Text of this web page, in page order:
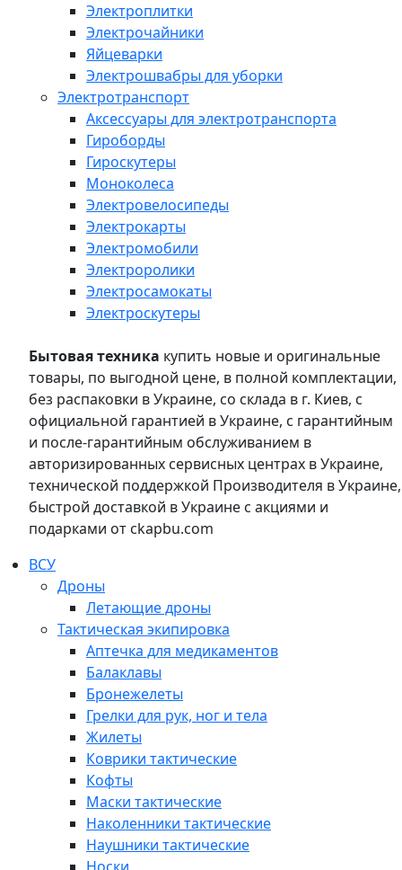
Электроплитки
Электрочайники
Яйцеварки
Электрошвабры для уборки
Электротранспорт
Аксессуары для электротранспорта
Гироборды
Гироскутеры
Моноколеса
Электровелосипеды
Электрокарты
Электромобили
Электроролики
Электросамокаты
Электроскутеры
Бытовая техника купить новые и оригинальные
товары, по выгодной цене, в полной комплектации,
без распаковки в Украине, со склада в г. Киев, с
официальной гарантией в Украине, с гарантийным
и после-гарантийным обслуживанием в
авторизированных сервисных центрах в Украине,
технической поддержкой Производителя в Украине,
быстрой доставкой в Украине с акциями и
подарками от ckapbu.com
ВСУ
Дроны
Летающие дроны
Тактическая экипировка
Аптечка для медикаментов
Балаклавы
Бронежелеты
Грелки для рук, ног и тела
Жилеты
Коврики тактические
Кофты
Маски тактические
Наколенники тактические
Наушники тактические